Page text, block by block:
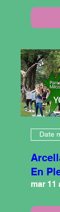
Date
En
mar 11